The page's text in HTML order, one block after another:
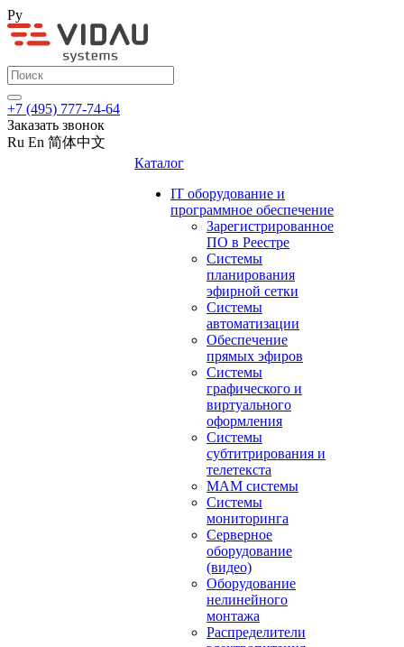
Ру
+7 (495) 777-74-64
Заказать звонок
Ru En 简体中文
Каталог
IT оборудование и
программное обеспечение
Зарегистрированное
ПО в Реестре
Системы
планирования
эфирной сетки
Системы
автоматизации
Обеспечение
прямых эфиров
Системы
графического и
виртуального
оформления
Системы
субтитрирования и
телетекста
MAM системы
Системы
мониторинга
Серверное
оборудование
(видео)
Оборудование
нелинейного
монтажа
Распределители